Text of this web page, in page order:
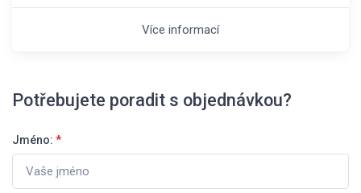
Více informací
Potřebujete poradit s objednávkou?
Jméno: *